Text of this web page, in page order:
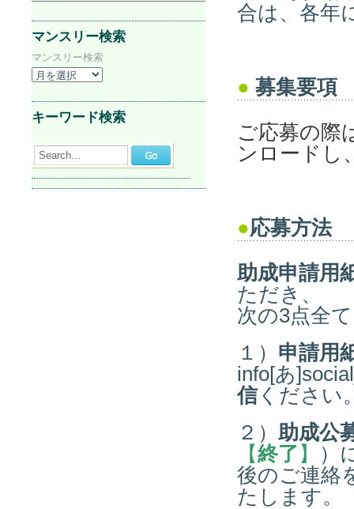
合は、各年
● 募集要項
ご応募の際
ンロードし
●応募方法
助成申請用
ただき、
次の3点全
１） 申請用
info[あ
信ください
２） 助成公
【終了 】
）
後のご連絡
たします。
マンスリー検索
マンスリー検索
キーワード検索
Search...